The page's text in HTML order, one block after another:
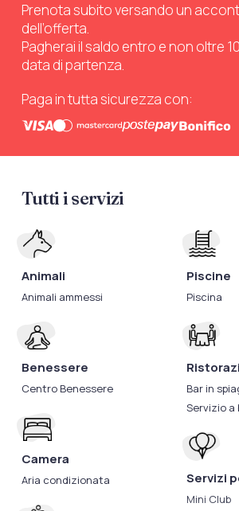
Prenota subito versando un
dell’offerta.
Pagherai il saldo entro e non oltre
data di partenza.
Paga in tutta sicurezza con:
Tutti i servizi
Animali
Animali ammessi
Benessere
Centro Benessere
Camera
Aria condizionata
Piscine
Piscina
Bar in
Servizio a
Servizi
Mini Club